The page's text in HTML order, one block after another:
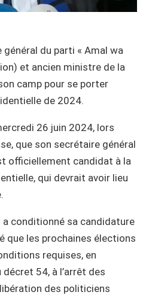
du parti « Amal wa
et ancien ministre de la
camp pour se porter
de 2024.
26 juin 2024, lors
que son secrétaire général
officiellement candidat à la
qui devrait avoir lieu
conditionné sa candidature
que les prochaines élections
requises, en
décret 54, à l’arrêt des
des politiciens